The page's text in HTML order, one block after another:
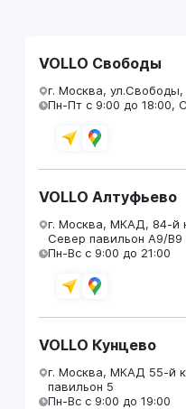
VOLLO Свободы
г. Москва, ул.Свободы,
Пн-Пт с 9:00 до 18:00,
VOLLO Алтуфьево
г. Москва, МКАД, 84-й
Север павильон А9/В9
Пн-Вс с 9:00 до 21:00
VOLLO Кунцево
г. Москва, МКАД 55-й
павильон 5
Пн-Вс с 9:00 до 19:00